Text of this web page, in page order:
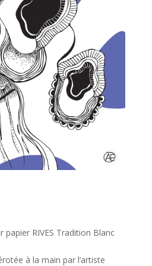
papier RIVES Tradition Blanc
à la main par l’artiste